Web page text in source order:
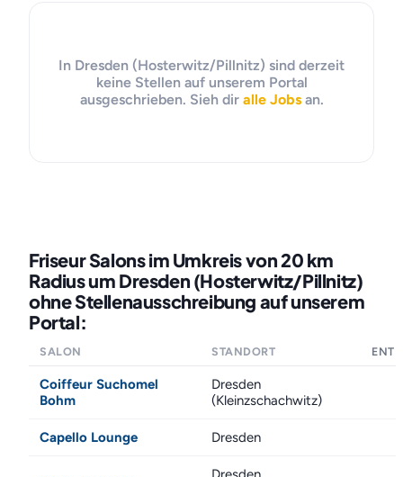
In Dresden (Hosterwitz/Pillnitz) sind derzeit
keine Stellen auf unserem Portal
ausgeschrieben. Sieh dir alle Jobsan.
Friseur Salons im Umkreis von 20 km
Radius um Dresden (Hosterwitz/Pillnitz)
ohne Stellenausschreibung auf unserem
Portal:
SALON STANDORT
Coiffeur Suchomel
Bohm
Dresden
(Kleinzschachwitz)
Capello Lounge Dresden